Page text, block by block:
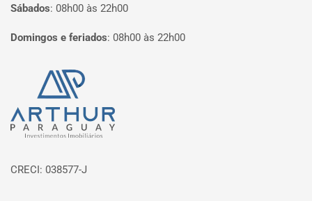
Sábados: 08h00 às 22h00
Domingos e feriados: 08h00 às 22h00
Página inicial
CRECI: 038577-J